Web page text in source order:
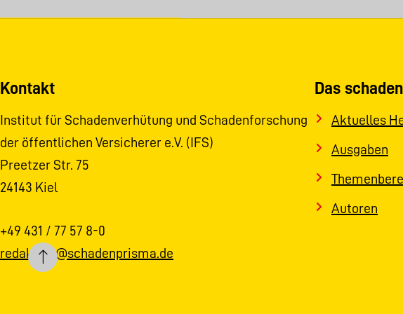
Kontakt
Institut für Schadenverhütung und Schadenforschung
der öffentlichen Versicherer e.V. (IFS)
Preetzer Str. 75
24143 Kiel
+49 431 / 77 57 8-0
redaktion@schadenprisma.de
Das
Aktuelles
Ausgaben
Autoren